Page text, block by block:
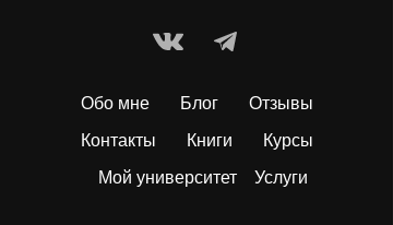
Обо мне Блог
Отзывы
Контакты
Книги
Курсы
Мой университет
Услуги